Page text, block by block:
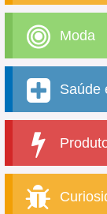
Moda
Saúde